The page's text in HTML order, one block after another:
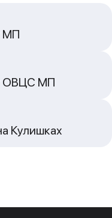
МП
ОВЦС МП
Кулишках